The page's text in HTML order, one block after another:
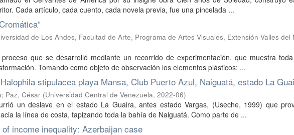
Cada artículo, cada cuento, cada novela previa, fue una pincelada ...
de Los Andes, Facultad de Arte, Programa de Artes Visuales, Extensión Valles del
que se desarrolló mediante un recorrido de experimentación, que muestra
Tomando como objeto de observación los elementos plásticos: ...
stipulacea playa Mansa, Club Puerto Azul, Naiguatá, estado La
; Paz, César (Universidad Central de Venezuela, 2022-06)
un deslave en el estado La Guaira, antes estado Vargas, (Useche, 1999) que
la línea de costa, tapizando toda la bahía de Naiguatá. Como parte de ...
income inequality: Azerbaijan case